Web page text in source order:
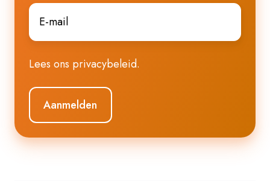
E-
mail*
Lees ons privacybeleid.